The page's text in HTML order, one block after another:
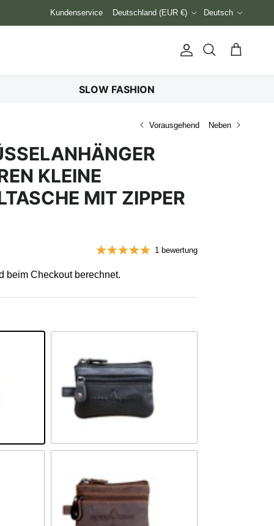
Kundenservice Deutschland (EUR €) Deutsch
Konto Suchen
SLOW FASHION
Vorausgehend Neben
KLEINE
MIT ZIPPER
beim Checkout berechnet.
1 bewertung
Schwarz
Khaki